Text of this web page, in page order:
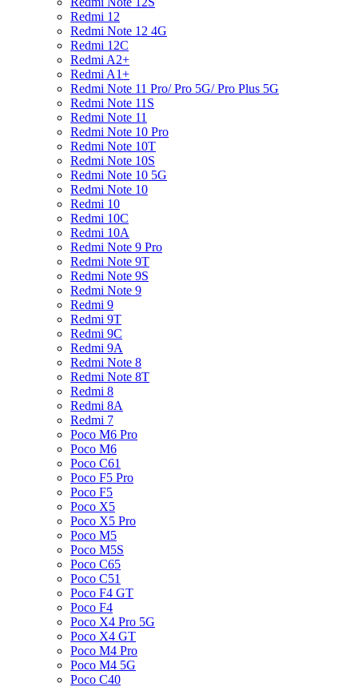
Redmi 12
Redmi Note 12 4G
Redmi 12C
Redmi A2+
Redmi A1+
Redmi Note 11 Pro/ Pro 5G/ Pro Plus 5G
Redmi Note 11S
Redmi Note 11
Redmi Note 10 Pro
Redmi Note 10T
Redmi Note 10S
Redmi Note 10 5G
Redmi Note 10
Redmi 10
Redmi 10C
Redmi 10A
Redmi Note 9 Pro
Redmi Note 9T
Redmi Note 9S
Redmi Note 9
Redmi 9
Redmi 9T
Redmi 9C
Redmi 9A
Redmi Note 8
Redmi Note 8T
Redmi 8
Redmi 8A
Redmi 7
Poco M6 Pro
Poco M6
Poco C61
Poco F5 Pro
Poco F5
Poco X5
Poco X5 Pro
Poco M5
Poco M5S
Poco C65
Poco C51
Poco F4 GT
Poco F4
Poco X4 Pro 5G
Poco X4 GT
Poco M4 Pro
Poco M4 5G
Poco C40